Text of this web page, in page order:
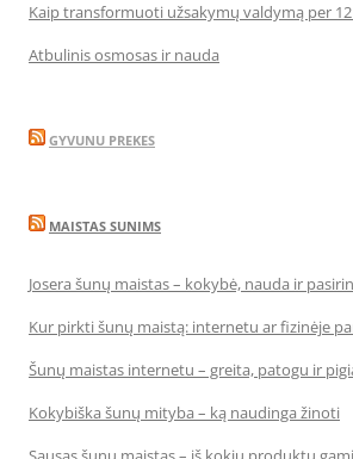
Kaip transformuoti užsakymų valdymą per
Atbulinis osmosas ir nauda
GYVUNU PREKES
MAISTAS SUNIMS
Josera šunų maistas – kokybė, nauda ir
Kur pirkti šunų maistą: internetu ar fizinėje
Šunų maistas internetu – greita, patogu ir
Kokybiška šunų mityba – ką naudinga žinoti